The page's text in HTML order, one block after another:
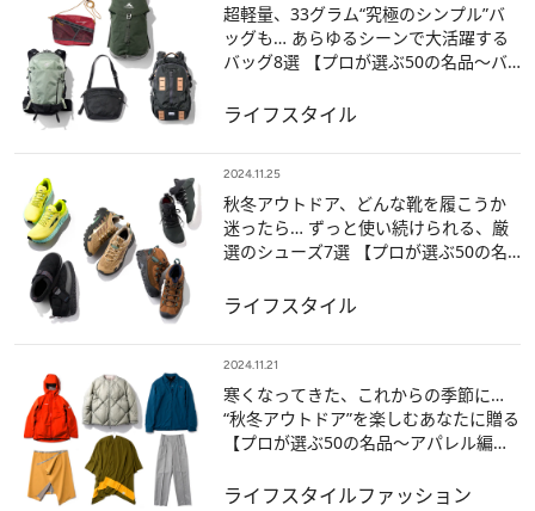
超軽量、33グラム“究極のシンプル”バ
ッグも… あらゆるシーンで大活躍する
バッグ8選 【プロが選ぶ50の名品～バ
ライフスタイル
2024.11.25
秋冬アウトドア、どんな靴を履こうか
迷ったら… ずっと使い続けられる、厳
選のシューズ7選 【プロが選ぶ50の名
ライフスタイル
2024.11.21
寒くなってきた、これからの季節に…
“秋冬アウトドア”を楽しむあなたに贈る
【プロが選ぶ50の名品～アパレル編
ライフスタイルファッション